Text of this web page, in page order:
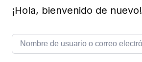
¡Hola, bienvenido de nuevo!